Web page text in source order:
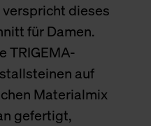
dieses
für Damen.
TRIGEMA-
auf
Materialmix
gefertigt,